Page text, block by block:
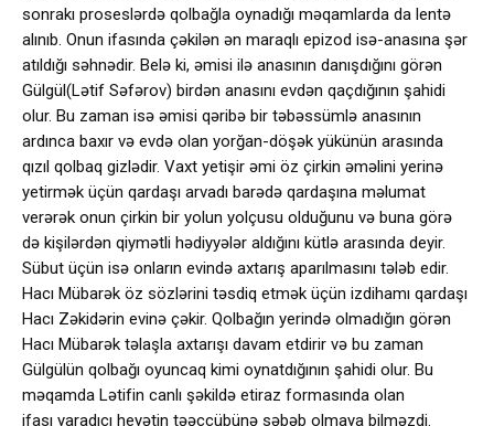
sonrakı proseslərdə qolbağla oynadığı məqamlarda da lentə
alınıb. Onun ifasında çəkilən ən maraqlı epizod isə-anasına şər
atıldığı səhnədir. Belə ki, əmisi ilə anasının danışdığını görən
Gülgül(Lətif Səfərov) birdən anasını evdən qaçdığının şahidi
olur. Bu zaman isə əmisi qəribə bir təbəssümlə anasının
ardınca baxır və evdə olan yorğan-döşək yükünün arasında
qızıl qolbaq gizlədir. Vaxt yetişir əmi öz çirkin əməlini yerinə
yetirmək üçün qardaşı arvadı barədə qardaşına məlumat
verərək onun çirkin bir yolun yolçusu olduğunu və buna görə
də kişilərdən qiymətli hədiyyələr aldığını kütlə arasında deyir.
Sübut üçün isə onların evində axtarış aparılmasını tələb edir.
Hacı Mübarək öz sözlərini təsdiq etmək üçün izdihamı qardaşı
Hacı Zəkidərin evinə çəkir. Qolbağın yerində olmadığın görən
Hacı Mübarək təlaşla axtarışı davam etdirir və bu zaman
Gülgülün qolbağı oyuncaq kimi oynatdığının şahidi olur. Bu
məqamda Lətifin canlı şəkildə etiraz formasında olan
ifası yaradıcı heyətin təəccübünə səbəb olmaya bilməzdi.